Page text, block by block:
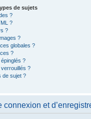
de sujets
?
?
?
?
globales ?
?
?
?
de sujet ?
connexion et